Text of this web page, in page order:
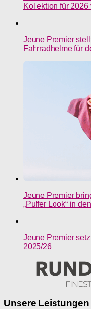
Kollektion für 2026
Jeune Premier
Fahrradhelme für
Jeune Premier
„Puffer Look“ in
Jeune Premier
2025/26
Unsere Leistungen